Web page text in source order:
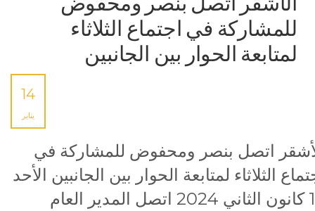
للمشاركة في اجتماع الثلاثاء
لمتابعة الحوار بين الجانبين
14
يناير
اتصل بنصر ومحفوض للمشاركة في
الثلاثاء لمتابعة الحوار بين الجانبين الأحد
14 كانون الثاني 2024 اتصل المدير العام